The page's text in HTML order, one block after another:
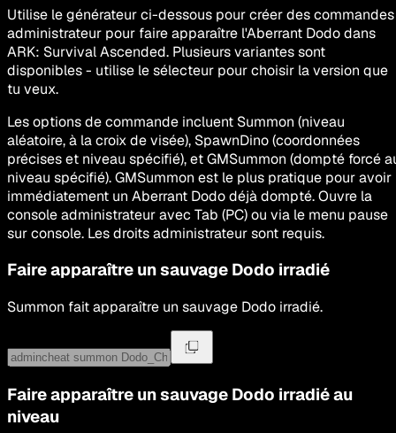
Utilise le générateur ci-dessous pour créer des commandes
administrateur pour faire apparaître l'Aberrant Dodo dans
ARK: Survival Ascended. Plusieurs variantes sont
disponibles - utilise le sélecteur pour choisir la version que
tu veux.
Les options de commande incluent Summon (niveau
aléatoire, à la croix de visée), SpawnDino (coordonnées
précises et niveau spécifié), et GMSummon (dompté forcé
niveau spécifié). GMSummon est le plus pratique pour avoir
immédiatement un Aberrant Dodo déjà dompté. Ouvre la
console administrateur avec Tab (PC) ou via le menu pause
sur console. Les droits administrateur sont requis.
Faire apparaître un sauvage Dodo irradié
Summon fait apparaître un sauvage Dodo irradié.
Faire apparaître un sauvage Dodo irradiéau
niveau